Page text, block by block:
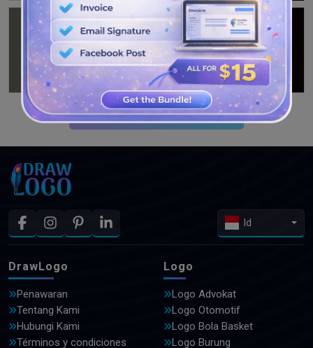
LIHAT DESAIN LEBIH LANJUT
Id
DrawLogo
Penawaran
Tentang Kami
Hubungi Kami
Términos y condiciones
Logo
Logo Advokat
Logo Otomotif
Logo Bola Basket
Logo Burung